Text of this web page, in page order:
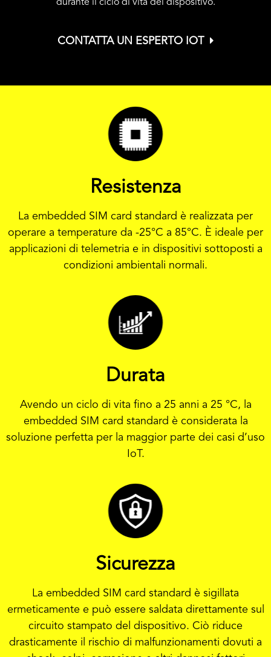
durante il ciclo di vita del dispositivo.
CONTATTA UN ESPERTO IOT
Resistenza
La embedded SIM card standard è realizzata per
operare a temperature da -25°C a 85°C. È ideale per
applicazioni di telemetria e in dispositivi sottoposti a
condizioni ambientali normali.
Durata
Avendo un ciclo di vita fino a 25 anni a 25 °C, la
embedded SIM card standard è considerata la
soluzione perfetta per la maggior parte dei casi d’uso
IoT.
Sicurezza
La embedded SIM card standard è sigillata
ermeticamente e può essere saldata direttamente sul
circuito stampato del dispositivo. Ciò riduce
drasticamente il rischio di malfunzionamenti dovuti a